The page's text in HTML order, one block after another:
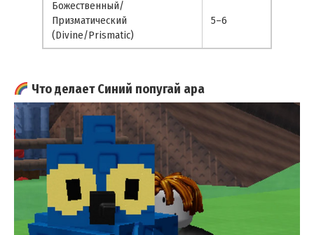
Божественный/
Призматический
(Divine/Prismatic)
5–6
Что делает Синий попугай ара